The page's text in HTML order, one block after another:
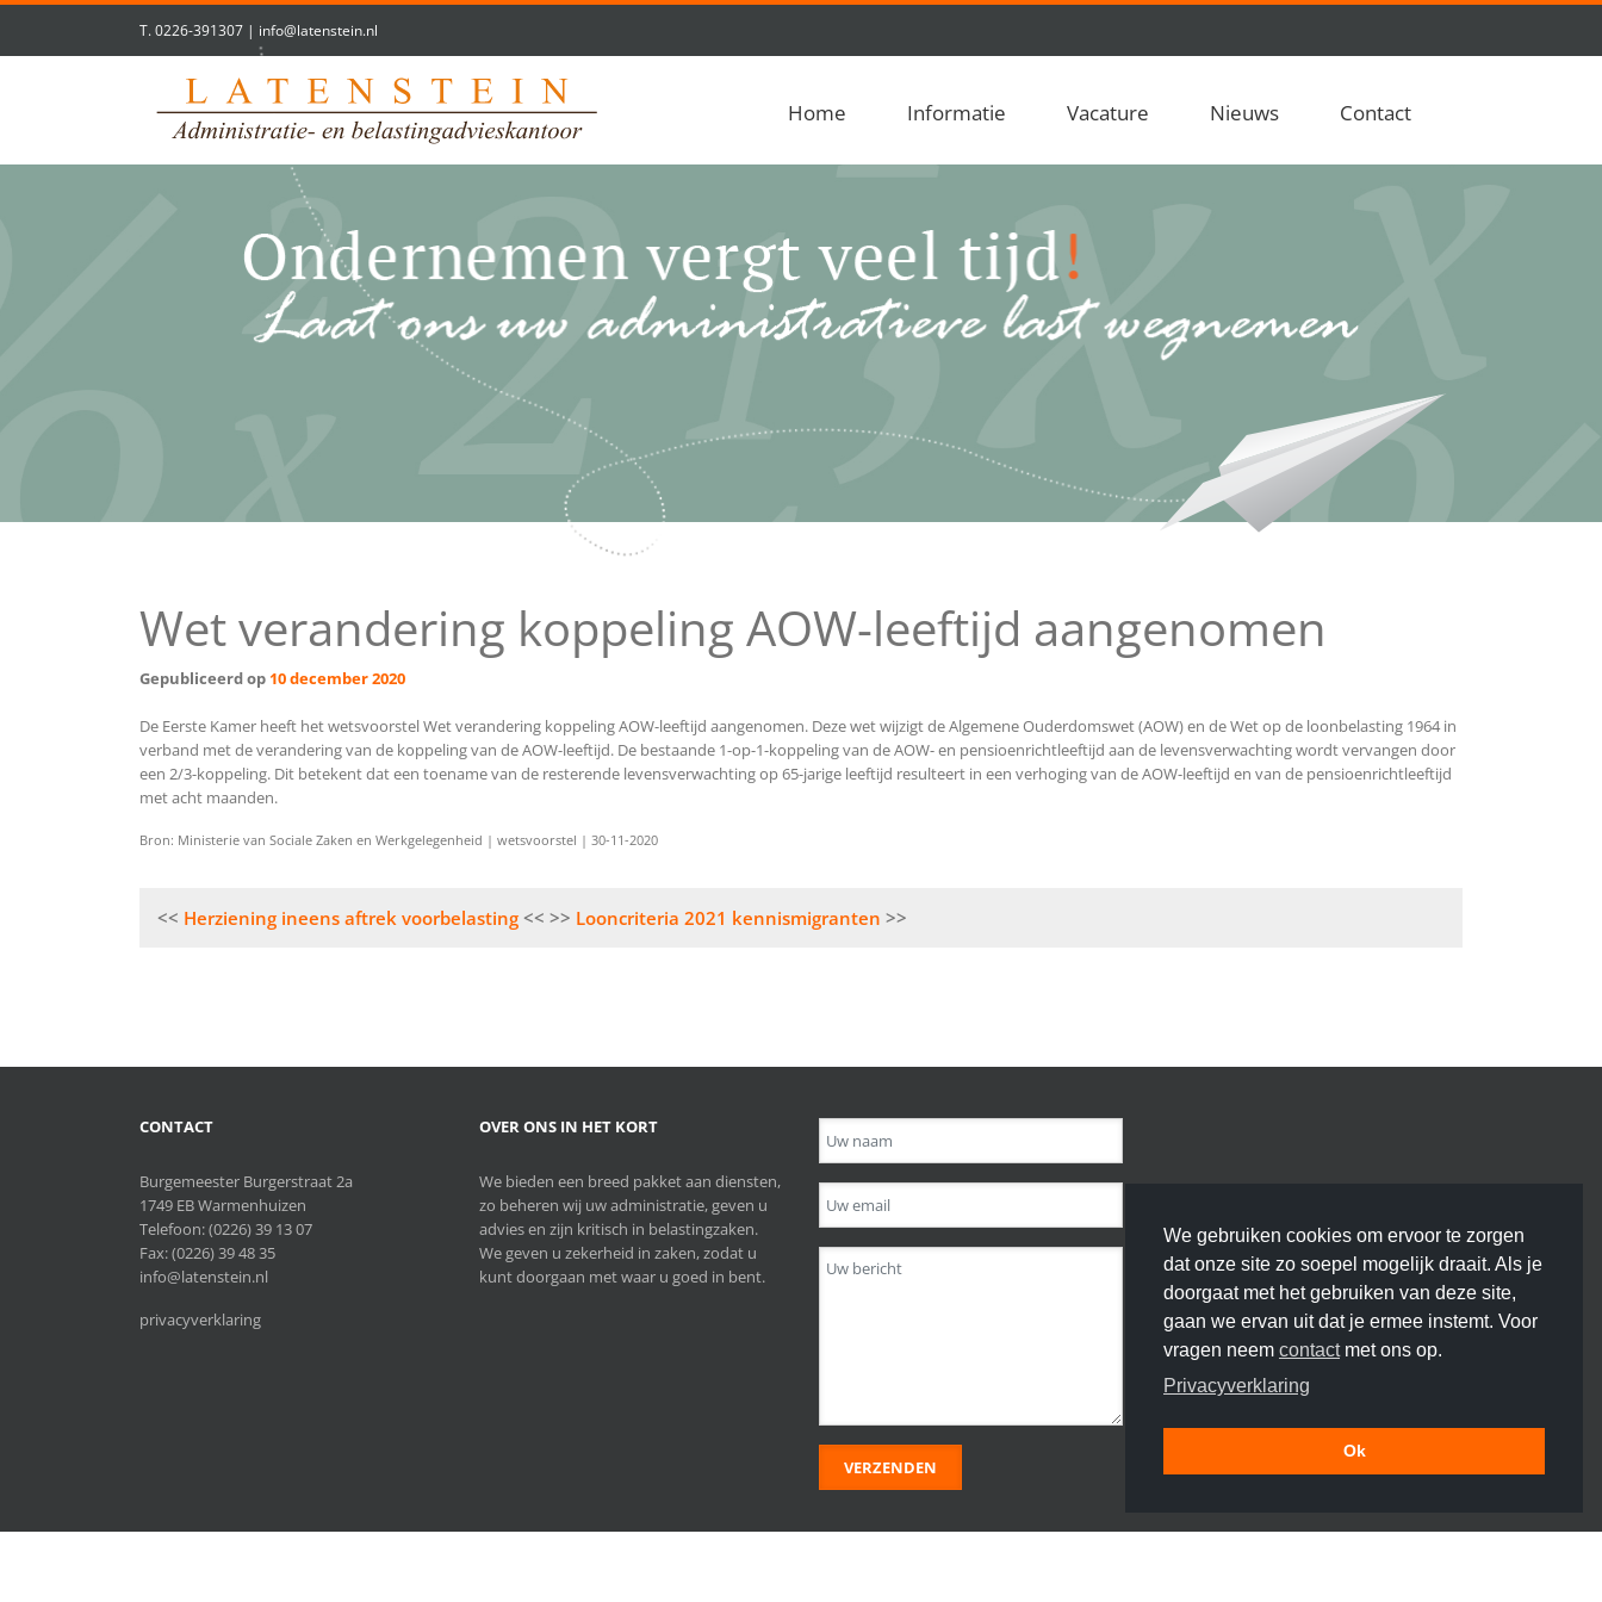
T.0226-391307 | info@latenstein.nl
Home Informatie Vacature Nieuws Contact
Wet verandering koppeling AOW-leeftijd aangenomen
Gepubliceerd op 10 december 2020
De Eerste Kamer heeft het wetsvoorstel Wet verandering koppeling AOW-leeftijd aangenomen. Deze wet wijzigt de Algemene Ouderdomswet (AOW) en de Wet op de loonbelasting 1964 in
verband met de verandering van de koppeling van de AOW-leeftijd. De bestaande 1-op-1-koppeling van de AOW- en pensioenrichtleeftijd aan de levensverwachting wordt vervangen door
een 2/3-koppeling. Dit betekent dat een toename van de resterende levensverwachting op 65-jarige leeftijd resulteert in een verhoging van de AOW-leeftijd en van de pensioenrichtleeftijd
met acht maanden.
Bron: Ministerie van Sociale Zaken en Werkgelegenheid | wetsvoorstel | 30-11-2020
Bericht
Herziening ineens aftrek voorbelasting Looncriteria 2021 kennismigranten
CONTACT
Burgemeester Burgerstraat 2a
1749 EB Warmenhuizen
Telefoon:(0226) 39 13 07
Fax: (0226) 39 48 35
info@latenstein.nl
privacyverklaring
OVER ONS IN HET KORT
We bieden een breed pakket aan diensten,
zo beheren wij uw administratie, geven u
advies en zijn kritisch in belastingzaken.
We geven u zekerheid in zaken, zodat u
kunt doorgaan met waar u goed in bent.
We gebruiken cookies om ervoor te zorgen
dat onze site zo soepel mogelijk draait. Als je
doorgaat met het gebruiken van deze site,
gaan we ervan uit dat je ermee instemt. Voor
vragen neem contactmet ons op.
Privacyverklaring
Ok